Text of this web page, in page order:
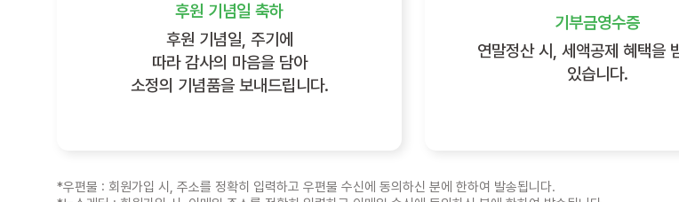
후원 기념일 축하
후원 기념일, 주기에
따라 감사의 마음을 담아
소정의 기념품을 보내드립니다.
기부금영수증
연말정산 시, 세액공제 혜택을
있습니다.
*우편물 : 회원가입 시, 주소를 정확히 입력하고 우편물 수신에 동의하신 분에 한하여 발송됩니다.